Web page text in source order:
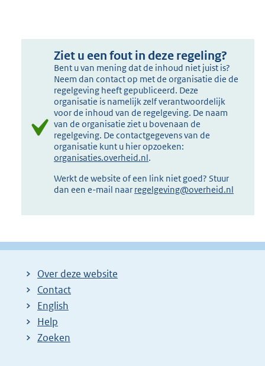
Ziet u een fout in deze regeling?
Bent u van mening dat de inhoud niet juist is?
Neem dan contact op met de organisatie die de
regelgeving heeft gepubliceerd. Deze
organisatie is namelijk zelf verantwoordelijk
voor de inhoud van de regelgeving. De naam
van de organisatie ziet u bovenaan de
regelgeving. De contactgegevens van de
organisatie kunt u hier opzoeken:
organisaties.overheid.nl.
Werkt de website of een link niet goed? Stuur
dan een e-mail naar regelgeving@overheid.nl
Over deze website
Contact
English
Help
Zoeken